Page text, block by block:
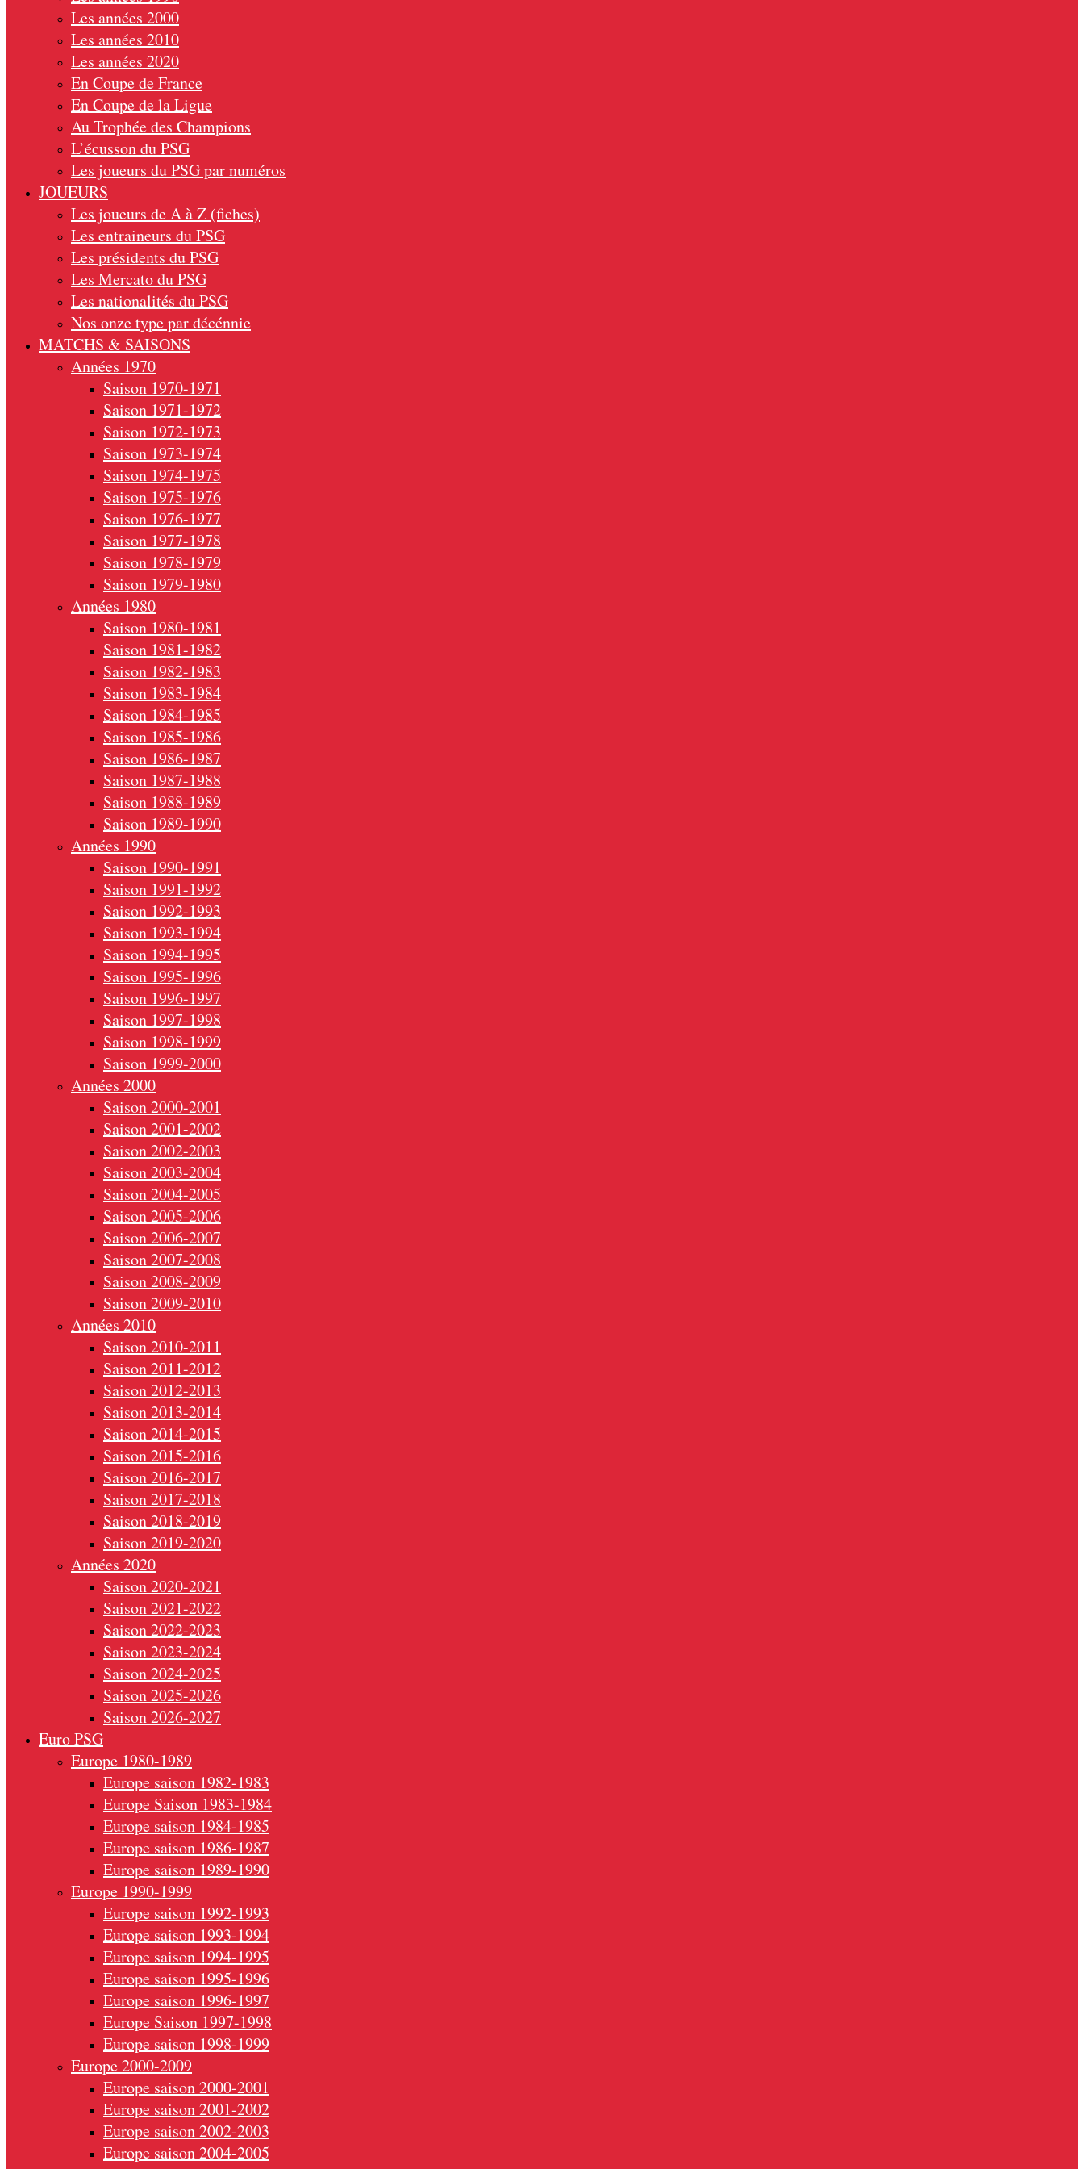
Les années 2000
Les années 2010
Les années 2020
En Coupe de France
En Coupe de la Ligue
Au Trophée des Champions
L’écusson du PSG
Les joueurs du PSG par numéros
JOUEURS
Les joueurs de A à Z (fiches)
Les entraineurs du PSG
Les présidents du PSG
Les Mercato du PSG
Les nationalités du PSG
Nos onze type par décénnie
MATCHS & SAISONS
Années 1970
Saison 1970-1971
Saison 1971-1972
Saison 1972-1973
Saison 1973-1974
Saison 1974-1975
Saison 1975-1976
Saison 1976-1977
Saison 1977-1978
Saison 1978-1979
Saison 1979-1980
Années 1980
Saison 1980-1981
Saison 1981-1982
Saison 1982-1983
Saison 1983-1984
Saison 1984-1985
Saison 1985-1986
Saison 1986-1987
Saison 1987-1988
Saison 1988-1989
Saison 1989-1990
Années 1990
Saison 1990-1991
Saison 1991-1992
Saison 1992-1993
Saison 1993-1994
Saison 1994-1995
Saison 1995-1996
Saison 1996-1997
Saison 1997-1998
Saison 1998-1999
Saison 1999-2000
Années 2000
Saison 2000-2001
Saison 2001-2002
Saison 2002-2003
Saison 2003-2004
Saison 2004-2005
Saison 2005-2006
Saison 2006-2007
Saison 2007-2008
Saison 2008-2009
Saison 2009-2010
Années 2010
Saison 2010-2011
Saison 2011-2012
Saison 2012-2013
Saison 2013-2014
Saison 2014-2015
Saison 2015-2016
Saison 2016-2017
Saison 2017-2018
Saison 2018-2019
Saison 2019-2020
Années 2020
Saison 2020-2021
Saison 2021-2022
Saison 2022-2023
Saison 2023-2024
Saison 2024-2025
Saison 2025-2026
Saison 2026-2027
Euro PSG
Europe 1980-1989
Europe saison 1982-1983
Europe Saison 1983-1984
Europe saison 1984-1985
Europe saison 1986-1987
Europe saison 1989-1990
Europe 1990-1999
Europe saison 1992-1993
Europe saison 1993-1994
Europe saison 1994-1995
Europe saison 1995-1996
Europe saison 1996-1997
Europe Saison 1997-1998
Europe saison 1998-1999
Europe 2000-2009
Europe saison 2000-2001
Europe saison 2001-2002
Europe saison 2002-2003
Europe saison 2004-2005